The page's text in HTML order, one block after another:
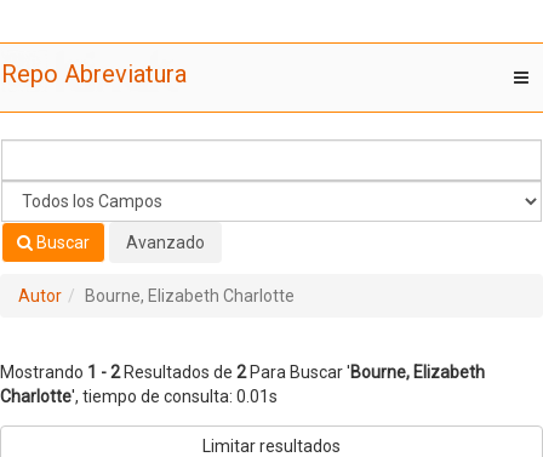
Charlotte'
Repo Abreviatura
Buscar Avanzado
Autor Bourne, Elizabeth Charlotte
Mostrando 1 - 2Resultados de 2Para Buscar 'Bourne, Elizabeth
Charlotte', tiempo de consulta: 0.01s
Limitar resultados